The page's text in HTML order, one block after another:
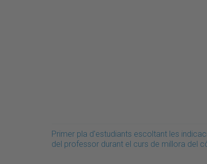
Primer pla d'estudiants escoltant les
del professor durant el curs de millora del